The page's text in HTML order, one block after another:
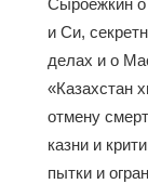
Сыроежкин о
и Си,
делах и о
«Казахстан
отмену
казни и
пытки и